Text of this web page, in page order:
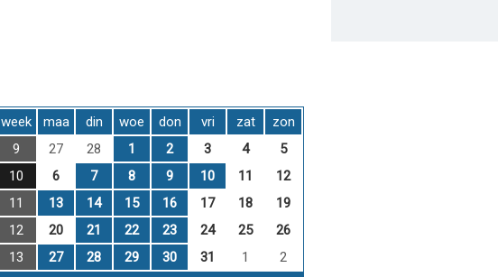
week maa din woe don vri zat
zon
9
27 28 1 2 3 4
5
10
6 7 8 9 10 11
12
11
13 14 15 16 17 18
19
12
20 21 22 23 24 25
26
13
27 28 29 30 31 1
2